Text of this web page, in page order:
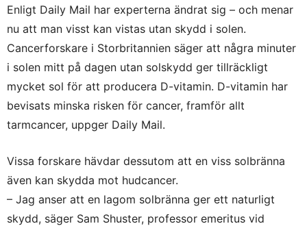
Enligt Daily Mail har experterna ändrat sig – och menar
nu att man visst kan vistas utan skydd i solen.
Cancerforskare i Storbritannien säger att några minuter
i solen mitt på dagen utan solskydd ger tillräckligt
mycket sol för att producera D-vitamin. D-vitamin har
bevisats minska risken för cancer, framför allt
tarmcancer, uppger Daily Mail.
Vissa forskare hävdar dessutom att en viss solbränna
även kan skydda mot hudcancer.
– Jag anser att en lagom solbränna ger ett naturligt
skydd, säger Sam Shuster, professor emeritus vid